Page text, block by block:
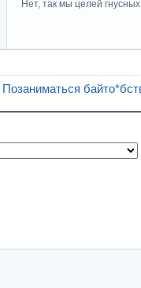
Нет, так мы целей
Позаниматься